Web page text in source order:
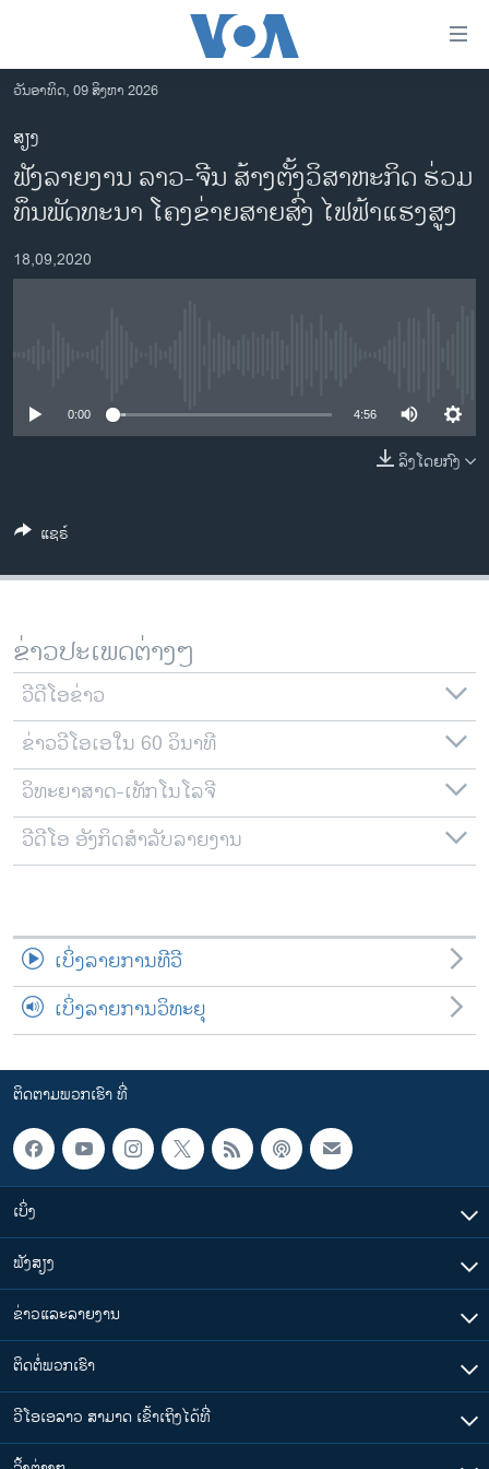
ເຂົ້າ
ຫາ
ຂ້າມ
ຂ້າມ
ຂ້າມ
ໄປ
ຫາ
ຊອກ
ລາວ
ອາເມຣິກາ
ການເລືອກຕັ້ງ ປະທານາທີບໍດີ ສະຫະລັດ 2024
ຂ່າວ​ຈີນ
ຊີວິດຊາວລາວ
ທຸລະກິດ
ພາສາອັງກິດ
ສຽງ
ລາຍການກະຈາຍສຽງ
ລາຍງານ
ຕິດຕາມພວກເຮົາ ທີ່
ພາສາຕ່າງໆ
ວັນອາທິດ, 09 ສິງຫາ 2026
ສຽງ
ຟັງລາຍງານ ລາວ-ຈີນ ສ້າງຕັ້ງວິສາຫະກິດ ຮ່ວມ
ທຶນພັດທະນາ ໂຄງຂ່າຍສາຍສົ່ງ ໄຟຟ້າແຮງສູງ
18,09,2020
0:00 4:56
ລິງໂດຍກົງ
ແຊຣ໌
ຂ່າວປະເພດຕ່າງໆ
ວີດີໂອຂ່າວ
ຂ່າວວີໂອເອໃນ 60 ວິນາທີ
ວິທະຍາສາດ-ເທັກໂນໂລຈີ
ວີດີໂອ ອັງກິດສຳລັບລາຍງານ
ເບິ່ງລາຍການທີວີ
ເບິ່ງລາຍການວິທະຍຸ
ຕິດຕາມພວກເຮົາ ທີ່
ເບິ່ງ
ຟັງສຽງ
ຂ່າວແລະລາຍງານ
ຕິດຕໍ່ພວກເຮົາ
ວີໂອເອລາວ ສາມາດ ເຂົ້າເຖິງໄດ້ທີ່